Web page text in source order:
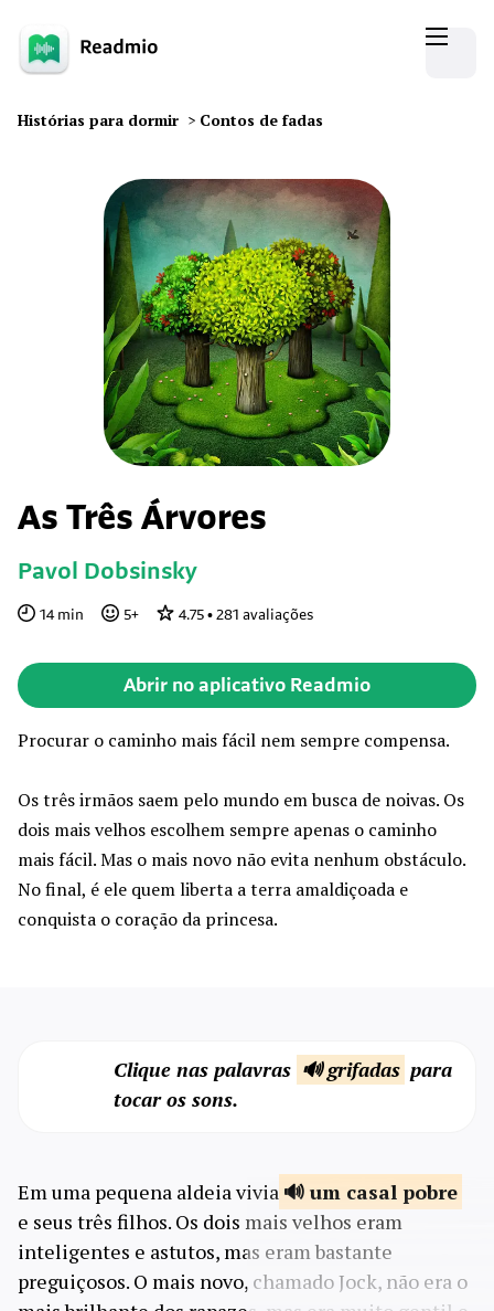
Histórias para dormir > Contos de fadas
As Três Árvores
Pavol Dobsinsky
14min 5+ 4.75 • 281 avaliações
Abrir no aplicativo Readmio
Procurar o caminho mais fácil nem sempre compensa.
Os três irmãos saem pelo mundo em busca de noivas. Os
dois mais velhos escolhem sempre apenas o caminho
mais fácil. Mas o mais novo não evita nenhum obstáculo.
No final, é ele quem liberta a terra amaldiçoada e
conquista o coração da princesa.
Clique nas palavras 🔊 grifadas para
tocar os sons.
Em uma pequena aldeia vivia um casal pobre
e seus três filhos. Os dois mais velhos eram
inteligentes e astutos, mas eram bastante
preguiçosos. O mais novo, chamado Jock, não era o